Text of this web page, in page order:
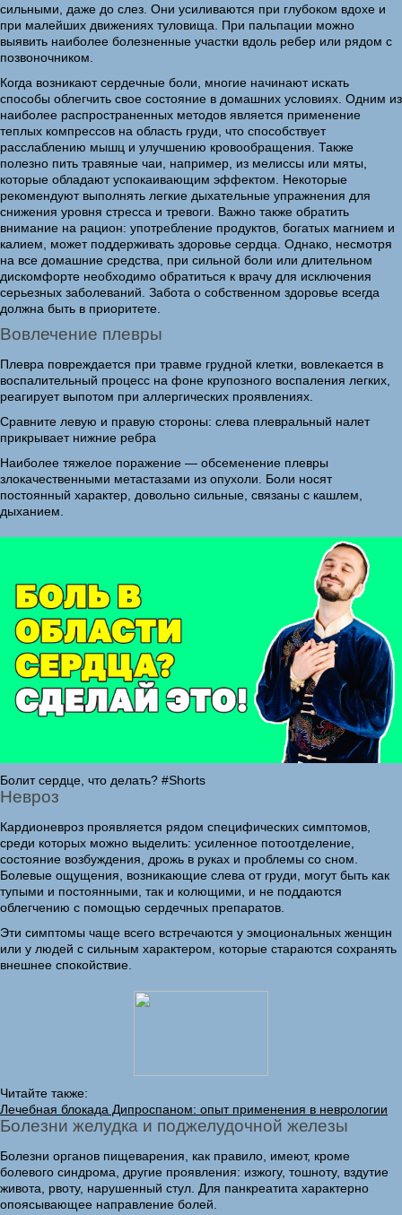
сильными, даже до слез. Они усиливаются при глубоком вдохе и
при малейших движениях туловища. При пальпации можно
выявить наиболее болезненные участки вдоль ребер или рядом с
позвоночником.
Когда возникают сердечные боли, многие начинают искать
способы облегчить свое состояние в домашних условиях. Одним из
наиболее распространенных методов является применение
теплых компрессов на область груди, что способствует
расслаблению мышц и улучшению кровообращения. Также
полезно пить травяные чаи, например, из мелиссы или мяты,
которые обладают успокаивающим эффектом. Некоторые
рекомендуют выполнять легкие дыхательные упражнения для
снижения уровня стресса и тревоги. Важно также обратить
внимание на рацион: употребление продуктов, богатых магнием и
калием, может поддерживать здоровье сердца. Однако, несмотря
на все домашние средства, при сильной боли или длительном
дискомфорте необходимо обратиться к врачу для исключения
серьезных заболеваний. Забота о собственном здоровье всегда
должна быть в приоритете.
Вовлечение плевры
Плевра повреждается при травме грудной клетки, вовлекается в
воспалительный процесс на фоне крупозного воспаления легких,
реагирует выпотом при аллергических проявлениях.
Сравните левую и правую стороны: слева плевральный налет
прикрывает нижние ребра
Наиболее тяжелое поражение — обсеменение плевры
злокачественными метастазами из опухоли. Боли носят
постоянный характер, довольно сильные, связаны с кашлем,
дыханием.
Болит сердце, что делать? #Shorts
Невроз
Кардионевроз проявляется рядом специфических симптомов,
среди которых можно выделить: усиленное потоотделение,
состояние возбуждения, дрожь в руках и проблемы со сном.
Болевые ощущения, возникающие слева от груди, могут быть как
тупыми и постоянными, так и колющими, и не поддаются
облегчению с помощью сердечных препаратов.
Эти симптомы чаще всего встречаются у эмоциональных женщин
или у людей с сильным характером, которые стараются сохранять
внешнее спокойствие.
Читайте также:
Лечебная блокада Дипроспаном: опыт применения в неврологии
Болезни желудка и поджелудочной железы
Болезни органов пищеварения, как правило, имеют, кроме
болевого синдрома, другие проявления: изжогу, тошноту, вздутие
живота, рвоту, нарушенный стул. Для панкреатита характерно
опоясывающее направление болей.